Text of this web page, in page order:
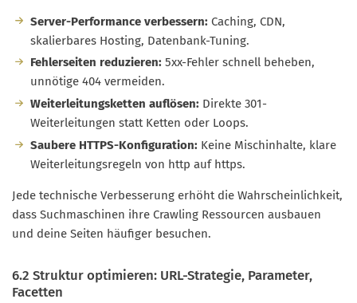
Server-Performance verbessern: Caching, CDN,
skalierbares Hosting, Datenbank-Tuning.
Fehlerseiten reduzieren: 5xx-Fehler schnell beheben,
unnötige 404 vermeiden.
Weiterleitungsketten auflösen: Direkte 301-
Weiterleitungen statt Ketten oder Loops.
Saubere HTTPS-Konfiguration: Keine Mischinhalte, klare
Weiterleitungsregeln von http auf https.
Jede technische Verbesserung erhöht die Wahrscheinlichkeit,
dass Suchmaschinen ihre Crawling Ressourcen ausbauen
und deine Seiten häufiger besuchen.
6.2 Struktur optimieren: URL-Strategie, Parameter,
Facetten